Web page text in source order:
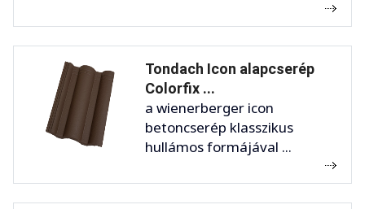
Tondach Icon alapcserép
Colorfix ...
a wienerberger icon
betoncserép klasszikus
hullámos formájával ...